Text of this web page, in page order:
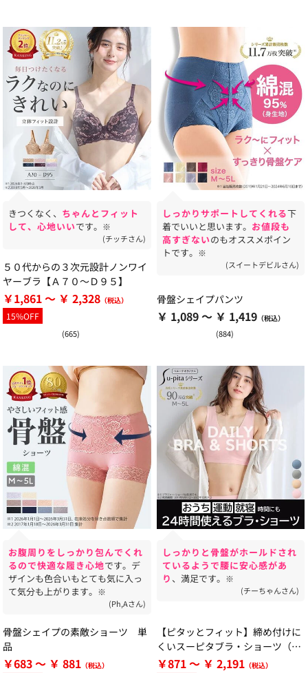
きつくなく、 ちゃんとフィット
して、心地いいです。 ※
(チッチさん)
５０代からの３次元設計ノンワイ
ヤーブラ【Ａ７０～Ｄ９５】
￥1,861 ～ ￥ 2,328
15%OFF
(665)
しっかりサポートしてくれる下
着でいいと思います。 お値段も
高すぎないのもオススメポイン
トです。 ※
(スイートデビルさん)
骨盤シェイプパンツ
￥ 1,089 ～ ￥ 1,419
(884)
お腹周りをしっかり包んでくれ
るので快適な履き心地です。デ
ザインも色合いもとても気に入っ
て気分も上がります。 ※
(Ph,Aさん)
骨盤シェイプの素敵ショーツ 単
品
￥683 ～ ￥ 881
しっかりと骨盤がホールドされ
ているようで腰に安心感があ
り 、満足です。 ※
(チーちゃんさん)
【ピタッとフィット】締め付けに
くいスーピタブラ・ショーツ（別
売）
￥871 ～ ￥ 2,191